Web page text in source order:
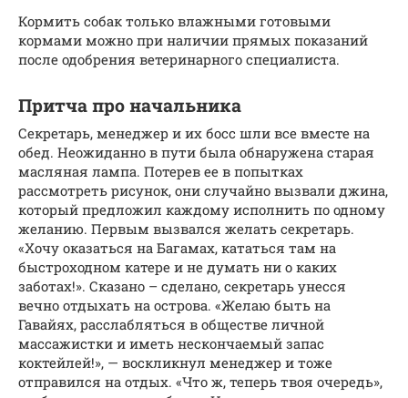
Кормить собак только влажными готовыми
кормами можно при наличии прямых показаний
после одобрения ветеринарного специалиста.
Притча про начальника
Секретарь, менеджер и их босс шли все вместе на
обед. Неожиданно в пути была обнаружена старая
масляная лампа. Потерев ее в попытках
рассмотреть рисунок, они случайно вызвали джина,
который предложил каждому исполнить по одному
желанию. Первым вызвался желать секретарь.
«Хочу оказаться на Багамах, кататься там на
быстроходном катере и не думать ни о каких
заботах!». Сказано – сделано, секретарь унесся
вечно отдыхать на острова. «Желаю быть на
Гавайях, расслабляться в обществе личной
массажистки и иметь нескончаемый запас
коктейлей!», — воскликнул менеджер и тоже
отправился на отдых. «Что ж, теперь твоя очередь»,